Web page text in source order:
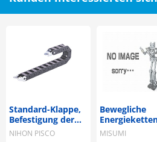
Standard-Klappe,
Befestigung der
Serie HPK
NIHON PISCO
Bewegliche
geschlitzte
MISUMI